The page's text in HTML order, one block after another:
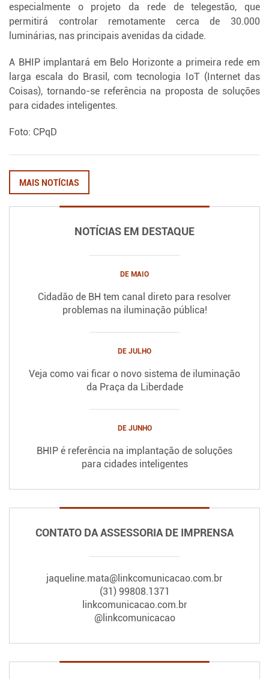
especialmente o projeto da rede de telegestão, que
permitirá controlar remotamente cerca de 30.000
luminárias, nas principais avenidas da cidade.
A BHIP implantará em Belo Horizonte a primeira rede em
larga escala do Brasil, com tecnologia IoT (Internet das
Coisas), tornando-se referência na proposta de soluções
para cidades inteligentes.
Foto: CPqD
MAIS NOTÍCIAS
NOTÍCIAS EM DESTAQUE
DE MAIO
Cidadão de BH tem canal direto para resolver
problemas na iluminação pública!
DE JULHO
Veja como vai ficar o novo sistema de iluminação
da Praça da Liberdade
DE JUNHO
BHIP é referência na implantação de soluções
para cidades inteligentes
CONTATO DA ASSESSORIA DE IMPRENSA
jaqueline.mata@linkcomunicacao.com.br
(31) 99808.1371
linkcomunicacao.com.br
@linkcomunicacao